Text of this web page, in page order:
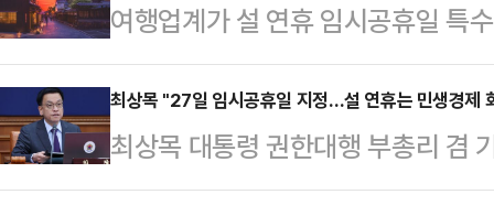
났던 당시, 정부는 국민 삶의 질 향
정을 제안했다.…
일을 임시 공휴일로 지정했지만 대
것으로 전해져 상인들의 시름은 더
울 시내 대표적인 전통시장 중 한
한 대형마트 등을 찾았다. 설 연휴
산한 분위기마…
여행업계가 설 연휴 임시공휴일 특
휴 직후인 오는 27일을 임시공휴일
사, 여행 플랫폼의 국내외 여행 예
업계에 따르면 교원투어 여행이지
부터 14일까지 설 명절 연휴 기간
최상목 "27일 임시공휴일 지정…설 연휴는 민생경제
최상목 대통령 권한대행 부총리 겸
휴일로 지정한다"고 말했다.최 권